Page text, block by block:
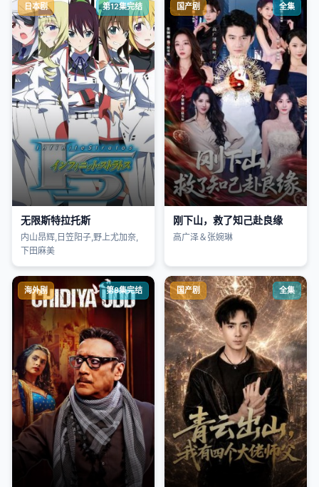
日本剧 第12集完结
无限斯特拉托斯
内山昂辉,日笠阳子,野上尤加奈,
下田麻美
国产剧 全集
刚下山，救了知己赴良缘
高广泽＆张婉琳
海外剧 第8集完结 国产剧 全集